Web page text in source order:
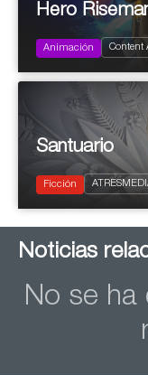
78x11’
Infantil y Juvenil
Hero
Animación Content
2024 8 x 50’
Drama
Santuario
Ficción
Noticias
No se ha